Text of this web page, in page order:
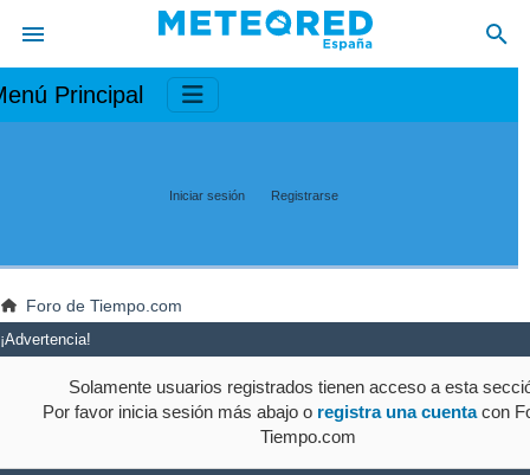
Principal
Iniciar sesión Registrarse
Foro de Tiempo.com
¡Advertencia!
Solamente usuarios registrados tienen acceso a esta
Por favor inicia sesión más abajo o registra una cuentacon
Tiempo.com